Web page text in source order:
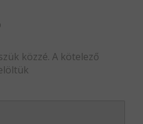
közzé. A kötelező